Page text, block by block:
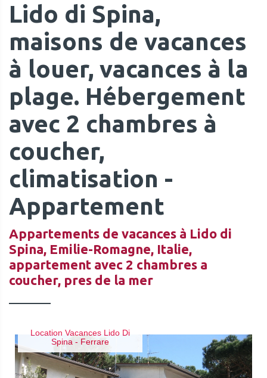
Lido di Spina,
maisons de vacances
à louer, vacances à la
plage. Hébergement
avec 2 chambres à
coucher,
climatisation -
Appartement
Appartements de vacances à Lido di
Spina, Emilie-Romagne, Italie,
appartement avec 2 chambres a
coucher, pres de la mer
Location Vacances Lido Di
Spina - Ferrare